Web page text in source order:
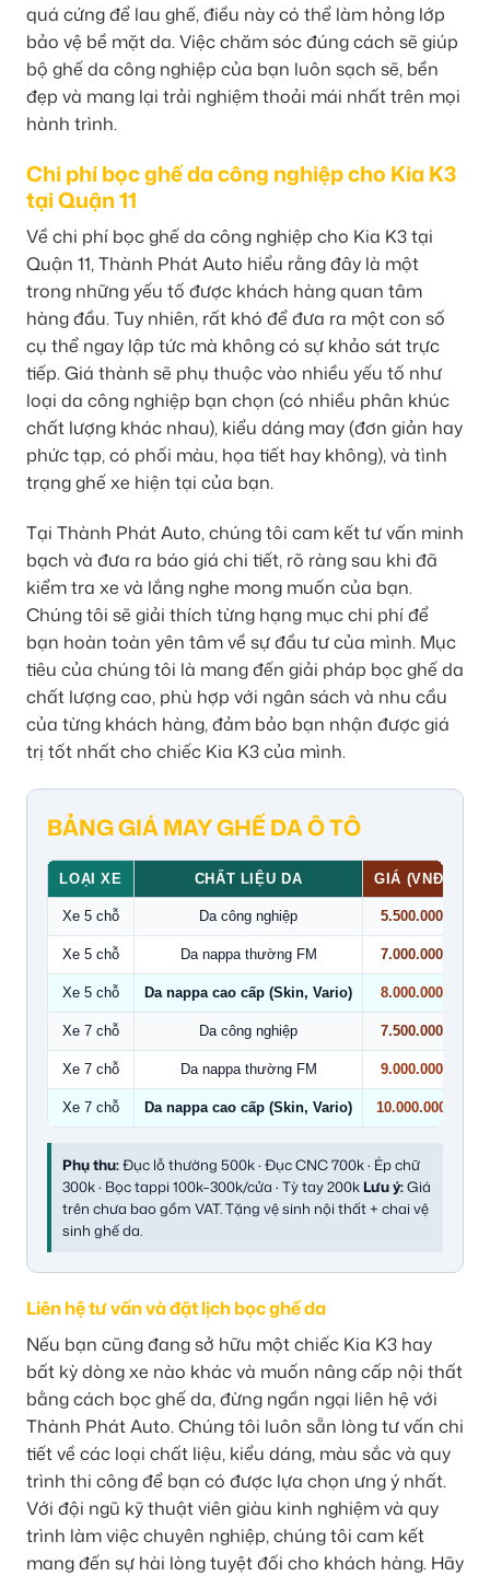
quá cứng để lau ghế, điều này có thể làm hỏng lớp
bảo vệ bề mặt da. Việc chăm sóc đúng cách sẽ giúp
bộ ghế da công nghiệp của bạn luôn sạch sẽ, bền
đẹp và mang lại trải nghiệm thoải mái nhất trên mọi
hành trình.
Chi phí bọc ghế da công nghiệp cho Kia K3
tại Quận 11
Về chi phí bọc ghế da công nghiệp cho Kia K3 tại
Quận 11, Thành Phát Auto hiểu rằng đây là một
trong những yếu tố được khách hàng quan tâm
hàng đầu. Tuy nhiên, rất khó để đưa ra một con số
cụ thể ngay lập tức mà không có sự khảo sát trực
tiếp. Giá thành sẽ phụ thuộc vào nhiều yếu tố như
loại da công nghiệp bạn chọn (có nhiều phân khúc
chất lượng khác nhau), kiểu dáng may (đơn giản hay
phức tạp, có phối màu, họa tiết hay không), và tình
trạng ghế xe hiện tại của bạn.
Tại Thành Phát Auto, chúng tôi cam kết tư vấn minh
bạch và đưa ra báo giá chi tiết, rõ ràng sau khi đã
kiểm tra xe và lắng nghe mong muốn của bạn.
Chúng tôi sẽ giải thích từng hạng mục chi phí để
bạn hoàn toàn yên tâm về sự đầu tư của mình. Mục
tiêu của chúng tôi là mang đến giải pháp bọc ghế da
chất lượng cao, phù hợp với ngân sách và nhu cầu
của từng khách hàng, đảm bảo bạn nhận được giá
trị tốt nhất cho chiếc Kia K3 của mình.
BẢNG GIÁ MAY GHẾ DA Ô TÔ
LOẠI XE CHẤT LIỆU DA GIÁ (VNĐ)
Xe 5 chỗ Da công nghiệp 5.500.000
Xe 5 chỗ Da nappa thường FM 7.000.000
Xe 5 chỗ Da nappa cao cấp (Skin, Vario) 8.000.000
Xe 7 chỗ Da công nghiệp 7.500.000
Xe 7 chỗ Da nappa thường FM 9.000.000
Xe 7 chỗ Da nappa cao cấp (Skin, Vario) 10.000.000
Phụ thu:Đục lỗ thường 500k · Đục CNC 700k · Ép chữ
300k · Bọc tappi 100k–300k/cửa · Tỳ tay 200kLưu ý:Giá
trên chưa bao gồm VAT. Tặng vệ sinh nội thất + chai vệ
sinh ghế da.
Liên hệ tư vấn và đặt lịch bọc ghế da
Nếu bạn cũng đang sở hữu một chiếc Kia K3 hay
bất kỳ dòng xe nào khác và muốn nâng cấp nội thất
bằng cách bọc ghế da, đừng ngần ngại liên hệ với
Thành Phát Auto. Chúng tôi luôn sẵn lòng tư vấn chi
tiết về các loại chất liệu, kiểu dáng, màu sắc và quy
trình thi công để bạn có được lựa chọn ưng ý nhất.
Với đội ngũ kỹ thuật viên giàu kinh nghiệm và quy
trình làm việc chuyên nghiệp, chúng tôi cam kết
mang đến sự hài lòng tuyệt đối cho khách hàng. Hãy